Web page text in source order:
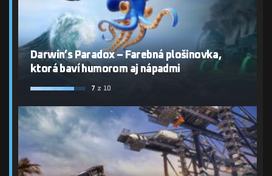
Darwin’s Paradox – Farebná plošinovka,
ktorá baví humorom aj nápadmi
7 z 10